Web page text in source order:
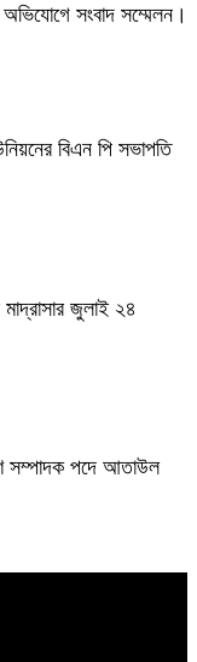
অভিযোগে সংবাদ সম্মেলন।
বিএন পি সভাপতি
মাদ্রাসার জুলাই ২৪
সম্পাদক পদে আতাউল